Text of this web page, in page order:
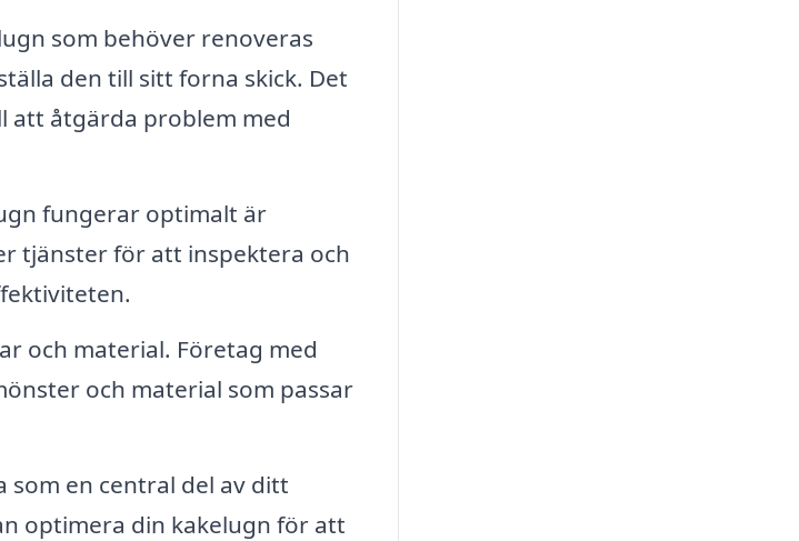
som behöver renoveras
den till sitt forna skick. Det
att åtgärda problem med
fungerar optimalt är
tjänster för att inspektera och
och material. Företag med
och material som passar
som en central del av ditt
optimera din kakelugn för att